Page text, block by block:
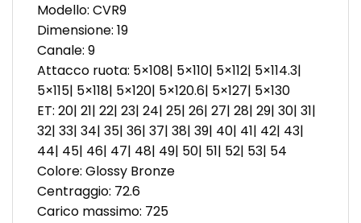
Modello: CVR9
Dimensione: 19
Canale: 9
Attacco ruota: 5×108| 5×110| 5×112| 5×114.3|
5×115| 5×118| 5×120| 5×120.6| 5×127| 5×130
ET: 20| 21| 22| 23| 24| 25| 26| 27| 28| 29| 30| 31|
32| 33| 34| 35| 36| 37| 38| 39| 40| 41| 42| 43|
44| 45| 46| 47| 48| 49| 50| 51| 52| 53| 54
Colore: Glossy Bronze
Centraggio: 72.6
Carico massimo: 725